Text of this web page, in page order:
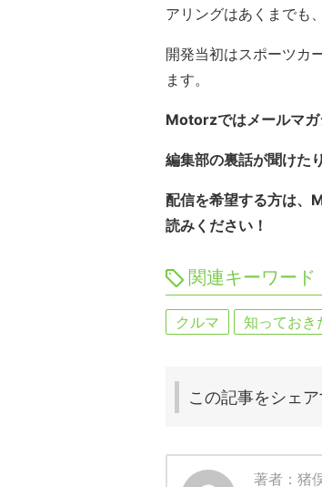
アリングはあくまでも
開発当初はスポーツカ
ます。
Motorzではメールマガ
編集部の裏話が聞けた
配信を希望する方は、
読みください！
関連キーワード
クルマ 知っておき
この記事をシェ
著者：猪